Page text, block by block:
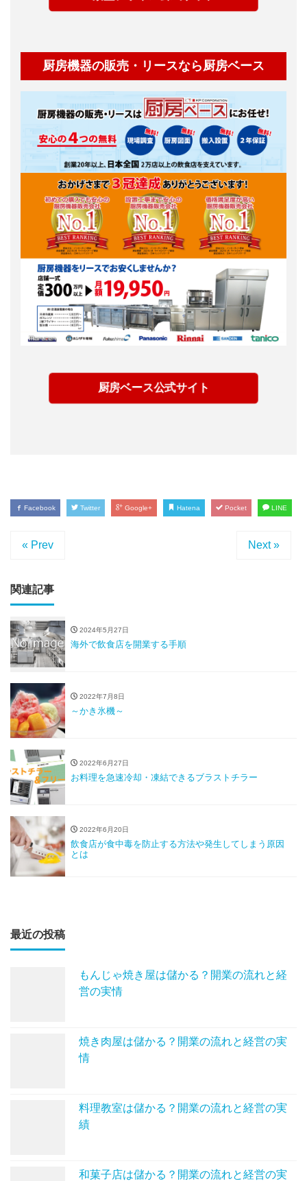
厨房機器の販売・リースなら厨房ベース
厨房ベース公式サイト
Facebook Twitter Google+ Hatena Pocket LINE
« Prev Next »
関連記事
2024年5月27日
海外で飲食店を開業する手順
2022年7月8日
～かき氷機～
2022年6月27日
お料理を急速冷却・凍結できるブラストチラー
2022年6月20日
飲食店が食中毒を防止する方法や発生してしまう原因
とは
最近の投稿
もんじゃ焼き屋は儲かる？開業の流れと経
営の実情
焼き肉屋は儲かる？開業の流れと経営の実
情
料理教室は儲かる？開業の流れと経営の実
績
和菓子店は儲かる？開業の流れと経営の実